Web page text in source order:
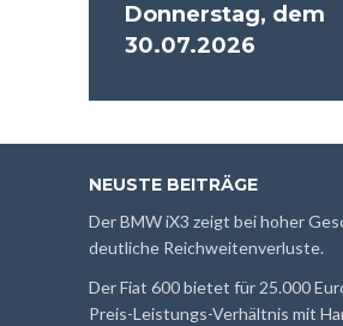
Donnerstag, dem
30.07.2026
NEUSTE BEITRÄGE
Der BMW iX3 zeigt bei hoher
deutliche Reichweitenverluste.
Der Fiat 600 bietet für 25.000
Preis-Leistungs-Verhältnis mit